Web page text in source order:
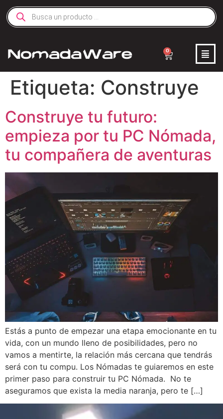
0
Etiqueta: Construye
Construye tu futuro:
empieza por tu PC Nómada,
tu compañera de aventuras
Estás a punto de empezar una etapa emocionante en tu
vida, con un mundo lleno de posibilidades, pero no
vamos a mentirte, la relación más cercana que tendrás
será con tu compu. Los Nómadas te guiaremos en este
primer paso para construir tu PC Nómada. No te
aseguramos que exista la media naranja, pero te […]